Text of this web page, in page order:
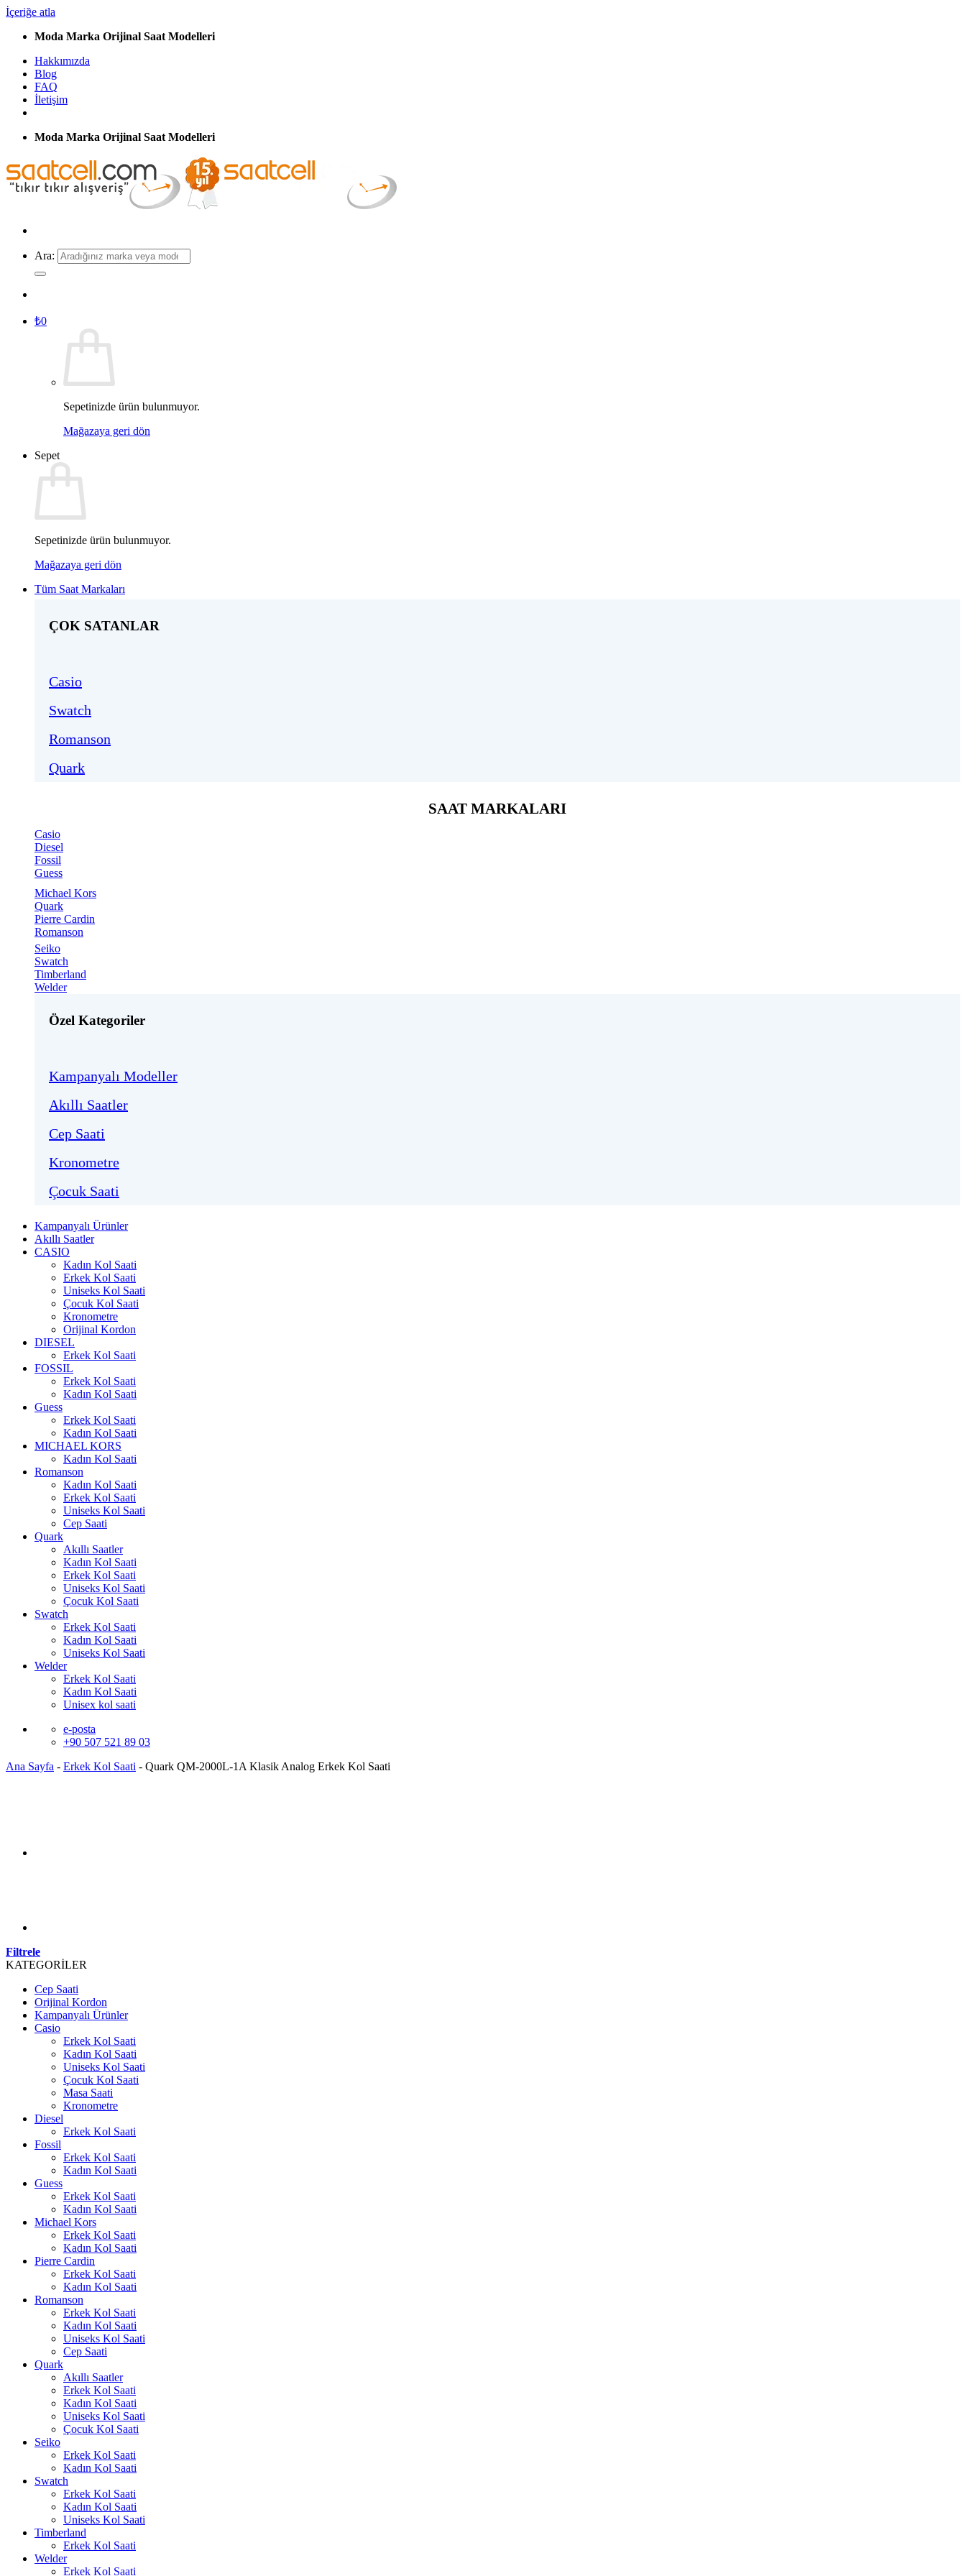
İçeriğe atla
Moda Marka Orijinal Saat Modelleri
Hakkımızda
Blog
FAQ
İletişim
Moda Marka Orijinal Saat Modelleri
Ara:
₺0
Sepetinizde ürün bulunmuyor.
Mağazaya geri dön
Sepet
Sepetinizde ürün bulunmuyor.
Mağazaya geri dön
Tüm Saat Markaları
ÇOK SATANLAR
Casio
Swatch
Romanson
Quark
SAAT MARKALARI
Casio
Diesel
Fossil
Guess
Michael Kors
Quark
Pierre Cardin
Romanson
Seiko
Swatch
Timberland
Welder
Özel Kategoriler
Kampanyalı Modeller
Akıllı Saatler
Cep Saati
Kronometre
Çocuk Saati
Kampanyalı Ürünler
Akıllı Saatler
CASIO
Kadın Kol Saati
Erkek Kol Saati
Uniseks Kol Saati
Çocuk Kol Saati
Kronometre
Orijinal Kordon
DIESEL
Erkek Kol Saati
FOSSIL
Erkek Kol Saati
Kadın Kol Saati
Guess
Erkek Kol Saati
Kadın Kol Saati
MICHAEL KORS
Kadın Kol Saati
Romanson
Kadın Kol Saati
Erkek Kol Saati
Uniseks Kol Saati
Cep Saati
Quark
Akıllı Saatler
Kadın Kol Saati
Erkek Kol Saati
Uniseks Kol Saati
Çocuk Kol Saati
Swatch
Erkek Kol Saati
Kadın Kol Saati
Uniseks Kol Saati
Welder
Erkek Kol Saati
Kadın Kol Saati
Unisex kol saati
e-posta
+90 507 521 89 03
Ana Sayfa - Erkek Kol Saati - Quark QM-2000L-1A Klasik Analog Erkek Kol Saati
Filtrele
KATEGORİLER
Cep Saati
Orijinal Kordon
Kampanyalı Ürünler
Casio
Erkek Kol Saati
Kadın Kol Saati
Uniseks Kol Saati
Çocuk Kol Saati
Masa Saati
Kronometre
Diesel
Erkek Kol Saati
Fossil
Erkek Kol Saati
Kadın Kol Saati
Guess
Erkek Kol Saati
Kadın Kol Saati
Michael Kors
Erkek Kol Saati
Kadın Kol Saati
Pierre Cardin
Erkek Kol Saati
Kadın Kol Saati
Romanson
Erkek Kol Saati
Kadın Kol Saati
Uniseks Kol Saati
Cep Saati
Quark
Akıllı Saatler
Erkek Kol Saati
Kadın Kol Saati
Uniseks Kol Saati
Çocuk Kol Saati
Seiko
Erkek Kol Saati
Kadın Kol Saati
Swatch
Erkek Kol Saati
Kadın Kol Saati
Uniseks Kol Saati
Timberland
Erkek Kol Saati
Welder
Erkek Kol Saati